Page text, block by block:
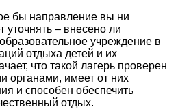
бы направление вы ни
уточнять – внесено ли
учреждение в
отдыха детей и их
что такой лагерь проверен
органами, имеет от них
и способен обеспечить
отдых.